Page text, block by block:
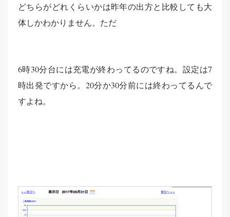
どちらがどれくらいかは昨年の出方と比較しても大
体しかわかりません。ただ
6時30分台には充電が終わってるのですね。設定は7
時出発ですから。20分か30分前には終わってるんで
すよね。